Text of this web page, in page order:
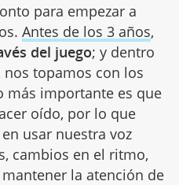
para empezar a
Antes de los 3 años,
del juego; y dentro
topamos con los
más importante es que
oído, por lo que
usar nuestra voz
cambios en el ritmo,
la atención de